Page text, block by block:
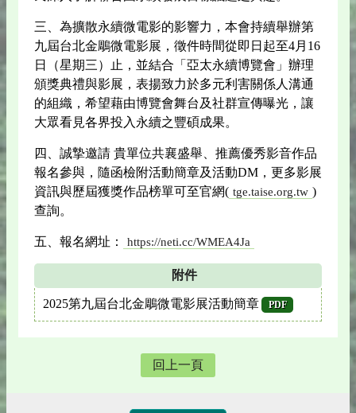
三、為擴散永續微電影的影響力，本會持續舉辦第
九屆台北金鵰微電影展，徵件時間從即日起至4月16
日（星期三）止，並結合「亞太永續博覽會」辦理
頒獎典禮與影展，表揚致力於多元利害關係人溝通
的組織，希望藉由博覽會舞台及社群宣傳曝光，讓
大眾看見各界投入永續之豐碩成果。
四、誠摯邀請 貴單位共襄盛舉、推薦優秀影音作品
報名參與，隨函檢附活動簡章及活動DM，更多影展
資訊與歷屆獲獎作品榜單可至官網( tge.taise.org.tw )
查詢。
五、報名網址： https://neti.cc/WMEA4Ja
附件
2025第九屆台北金鵰微電影展活動簡章 PDF
回上一頁